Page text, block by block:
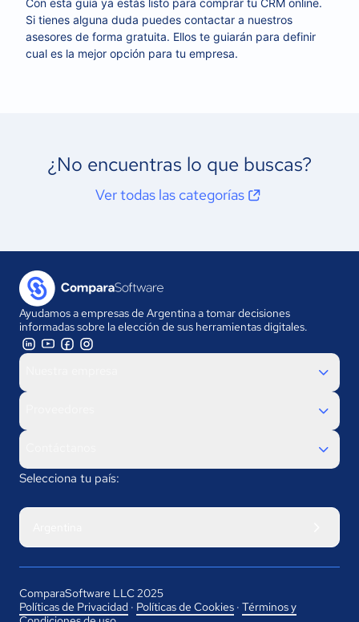
Con esta guía ya estás listo para comprar tu CRM online.
Si tienes alguna duda puedes contactar a nuestros
asesores de forma gratuita. Ellos te guiarán para definir
cual es la mejor opción para tu empresa.
¿No encuentras lo que buscas?
Ver todas las categorías
Ayudamos a empresas de Argentina a tomar decisiones
informadas sobre la elección de sus herramientas digitales.
Selecciona tu país:
ComparaSoftware LLC 2025
Políticas de Privacidad · Políticas de Cookies · Términos y